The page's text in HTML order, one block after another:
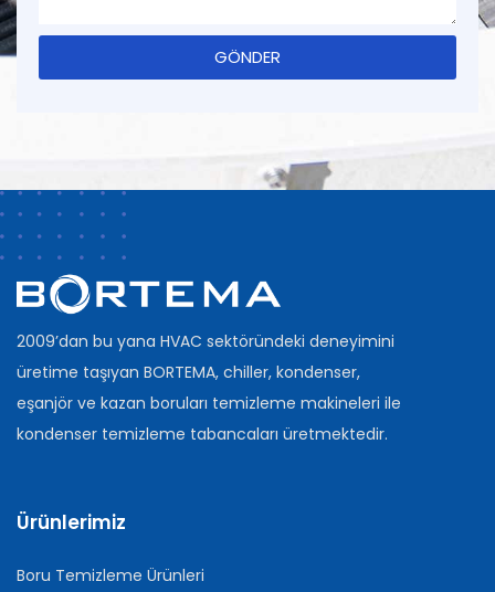
GÖNDER
2009’dan bu yana HVAC sektöründeki deneyimini
üretime taşıyan BORTEMA, chiller, kondenser,
eşanjör ve kazan boruları temizleme makineleri ile
kondenser temizleme tabancaları üretmektedir.
Ürünlerimiz
Boru Temizleme Ürünleri